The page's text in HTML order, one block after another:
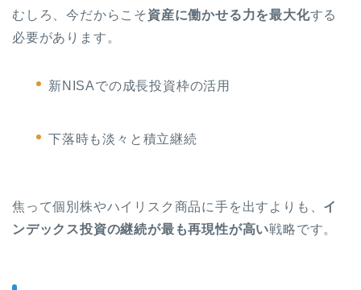
むしろ、今だからこそ資産に働かせる力を最大化する
必要があります。
新NISAでの成長投資枠の活用
下落時も淡々と積立継続
焦って個別株やハイリスク商品に手を出すよりも、 イ
ンデックス投資の継続が最も再現性が高い戦略です。